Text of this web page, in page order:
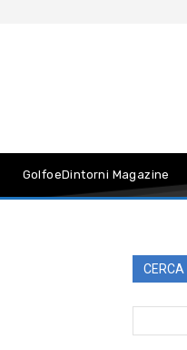
GolfoeDintorni Magazine
CERCA